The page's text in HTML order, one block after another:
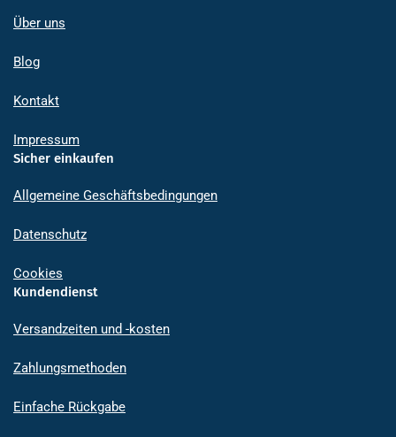
Über uns
Blog
Kontakt
Impressum
Sicher einkaufen
Allgemeine Geschäftsbedingungen
Datenschutz
Cookies
Kundendienst
Versandzeiten und -kosten
Zahlungsmethoden
Einfache Rückgabe